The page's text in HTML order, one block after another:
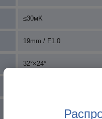
≤30мK
19mm / F1.0
32°×24°